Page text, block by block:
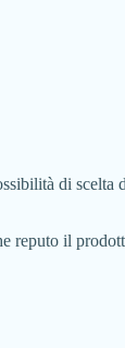
di scelta
reputo il